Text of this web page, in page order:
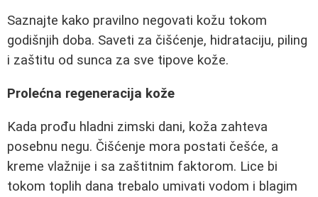
Saznajte kako pravilno negovati kožu tokom
godišnjih doba. Saveti za čišćenje, hidrataciju, piling
i zaštitu od sunca za sve tipove kože.
Prolećna regeneracija kože
Kada prođu hladni zimski dani, koža zahteva
posebnu negu. Čišćenje mora postati češće, a
kreme vlažnije i sa zaštitnim faktorom. Lice bi
tokom toplih dana trebalo umivati vodom i blagim